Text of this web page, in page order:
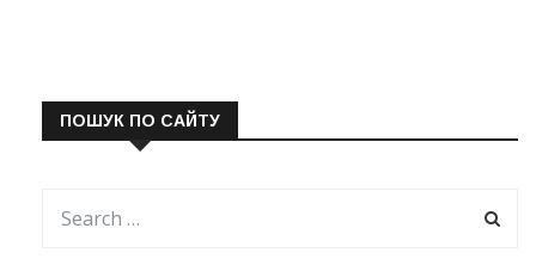
ПОШУК ПО САЙТУ